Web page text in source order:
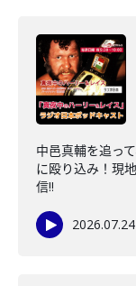
中邑真輔を追っ
に殴り込み！現
信!!
2026.07.24